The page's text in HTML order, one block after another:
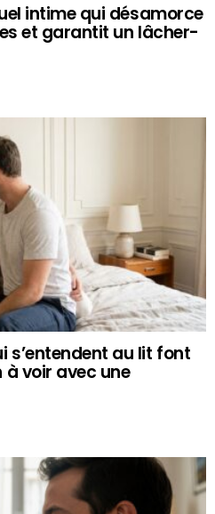
intime qui désamorce
et garantit un lâcher-
s’entendent au lit font
à voir avec une